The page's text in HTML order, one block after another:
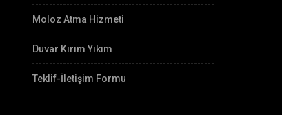
Moloz Atma Hizmeti
Duvar Kırım Yıkım
Teklif-İletişim Formu